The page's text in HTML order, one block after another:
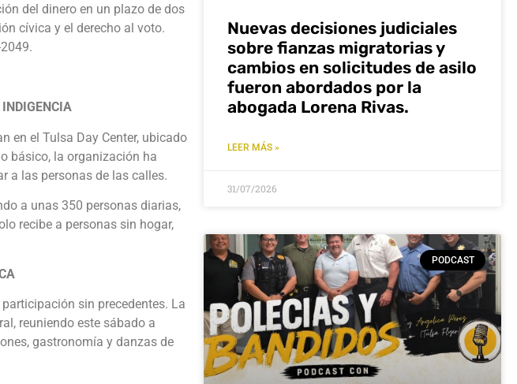
del dinero en un plazo de dos
cívica y el derecho al voto.
en el Tulsa Day Center, ubicado
básico, la organización ha
a las personas de las calles.
a unas 350 personas diarias,
recibe a personas sin hogar,
sin precedentes. La
reuniendo este sábado a
gastronomía y danzas de
Nuevas decisiones judiciales
sobre fianzas migratorias y
cambios en solicitudes de asilo
fueron abordados por la
abogada Lorena Rivas.
LEER MÁS »
31/07/2026
PODCAST